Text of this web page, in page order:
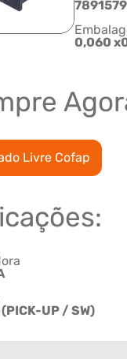
0,060
Livre Cofap
(PICK-UP / SW)